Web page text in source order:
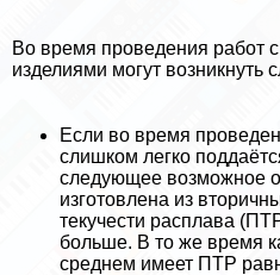
Во время проведения работ
изделиями могут
Если во время
слишком легко
следующее возможное
изготовлена из
текучести расплава
больше. В то же время
среднем имеет ПТР